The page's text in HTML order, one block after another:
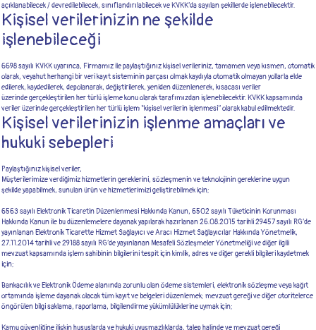
açıklanabilecek / devredilebilecek, sınıflandırılabilecek ve KVKK’da sayılan şekillerde işlenebilecektir.
Kişisel verilerinizin ne şekilde
işlenebileceği
6698 sayılı KVKK uyarınca, Firmamız ile paylaştığınız kişisel verileriniz, tamamen veya kısmen, otomatik
olarak, veyahut herhangi bir veri kayıt sisteminin parçası olmak kaydıyla otomatik olmayan yollarla elde
edilerek, kaydedilerek, depolanarak, değiştirilerek, yeniden düzenlenerek, kısacası veriler
üzerinde gerçekleştirilen her türlü işleme konu olarak tarafımızdan işlenebilecektir. KVKK kapsamında
veriler üzerinde gerçekleştirilen her türlü işlem "kişisel verilerin işlenmesi” olarak kabul edilmektedir.
Kişisel verilerinizin işlenme amaçları ve
hukuki sebepleri
Paylaştığınız kişisel veriler,
Müşterilerimize verdiğimiz hizmetlerin gereklerini, sözleşmenin ve teknolojinin gereklerine uygun
şekilde yapabilmek, sunulan ürün ve hizmetlerimizi geliştirebilmek için;
6563 sayılı Elektronik Ticaretin Düzenlenmesi Hakkında Kanun, 6502 sayılı Tüketicinin Korunması
Hakkında Kanun ile bu düzenlemelere dayanak yapılarak hazırlanan 26.08.2015 tarihli 29457 sayılı RG’de
yayınlanan Elektronik Ticarette Hizmet Sağlayıcı ve Aracı Hizmet Sağlayıcılar Hakkında Yönetmelik,
27.11.2014 tarihli ve 29188 sayılı RG’de yayınlanan Mesafeli Sözleşmeler Yönetmeliği ve diğer ilgili
mevzuat kapsamında işlem sahibinin bilgilerini tespit için kimlik, adres ve diğer gerekli bilgileri kaydetmek
için;
Bankacılık ve Elektronik Ödeme alanında zorunlu olan ödeme sistemleri, elektronik sözleşme veya kağıt
ortamında işleme dayanak olacak tüm kayıt ve belgeleri düzenlemek; mevzuat gereği ve diğer otoritelerce
öngörülen bilgi saklama, raporlama, bilgilendirme yükümlülüklerine uymak için;
Kamu güvenliğine ilişkin hususlarda ve hukuki uyuşmazlıklarda, talep halinde ve mevzuat gereği